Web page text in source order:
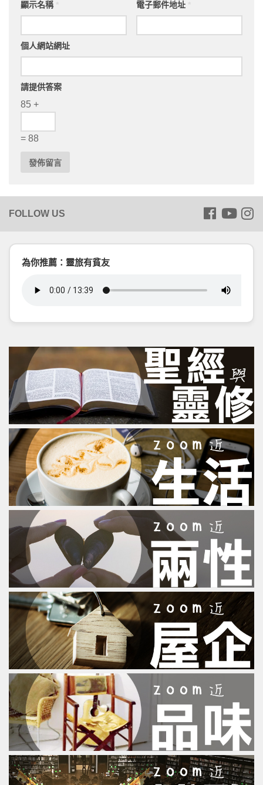
顯示名稱 電子郵件地址
個人網站網址
請提供答案
85 +
= 88
為你推薦：靈旅有貧友